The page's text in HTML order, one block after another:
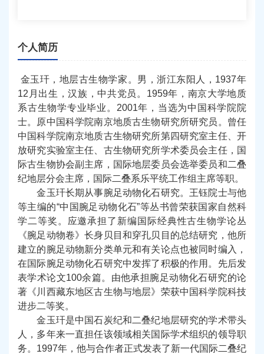
个人简历
金玉玕，地层古生物学家。男，浙江东阳人，1937年
12月出生，汉族，中共党员。1959年，南京大学地质
系古生物学专业毕业。2001年，当选为中国科学院院
士。原中国科学院南京地质古生物研究所研究员。曾任
中国科学院南京地质古生物研究所第四研究室主任、开
放研究实验室主任、古生物研究所学术委员会主任，国
际古生物协会副主席，国际地层委员会选举委员和二叠
纪地层分会主席，国际二叠系乐平统工作组主席等职。
金玉玕长期从事腕足动物化石研究。王钰院士与他
等主编的“中国腕足动物化石”等丛书曾荣获国家自然科
学二等奖。应邀承担了新编国际经典性古生物学论丛
《腕足动物卷》长身贝目和穿孔贝目的总结研究，他所
建立的腕足动物新分类单元和有关论点也被同时编入，
在国际腕足动物化石研究中发挥了积极的作用。先后发
表学术论文100余篇。由他承担腕足动物化石研究的论
著《川西藏东地区古生物与地层》荣获中国科学院科技
进步二等奖。
金玉玕是中国石炭纪和二叠纪地层研究的学术带头
人，多年来一直担任该领域相关国际学术组织的领导职
务。1997年，他与合作者正式发表了新一代国际二叠纪